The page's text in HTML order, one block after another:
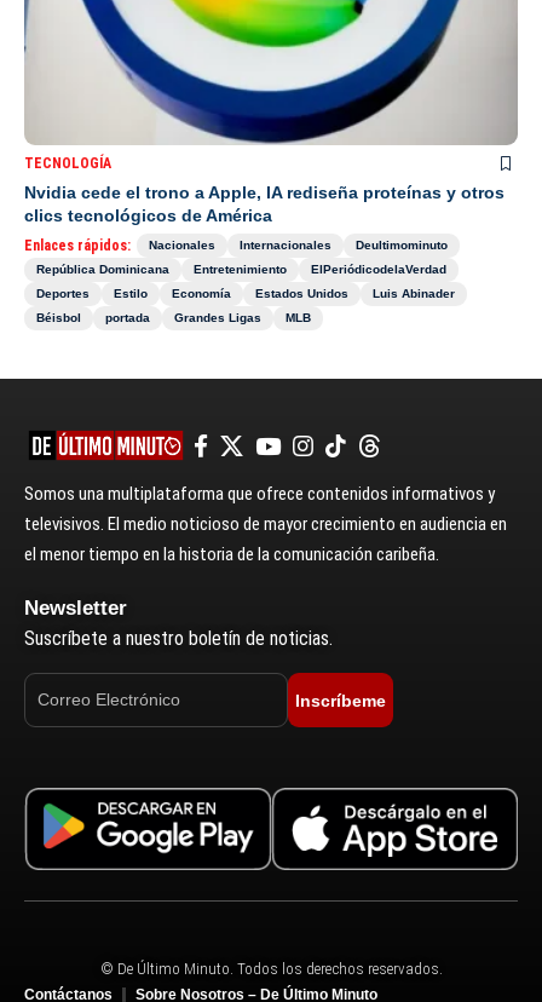
TECNOLOGÍA
Nvidia cede el trono a Apple, IA rediseña proteínas y otros
clics tecnológicos de América
Enlaces rápidos: Nacionales Internacionales
Deultimominuto
República Dominicana
Entretenimiento
ElPeriódicodelaVerdad
Deportes
Estilo Economía Estados Unidos
Luis Abinader
Béisbol
portada Grandes Ligas MLB
Somos una multiplataforma que ofrece contenidos informativos y
televisivos. El medio noticioso de mayor crecimiento en audiencia en
el menor tiempo en la historia de la comunicación caribeña.
Newsletter
Suscríbete a nuestro boletín de noticias.
Inscríbeme
© De Último Minuto. Todos los derechos reservados.
Contáctanos
Sobre Nosotros – De Último Minuto